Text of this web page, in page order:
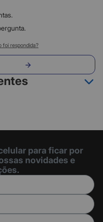
foi respondida?
para ficar por
novidades e